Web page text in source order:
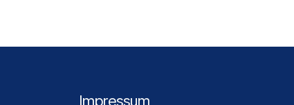
Impressum